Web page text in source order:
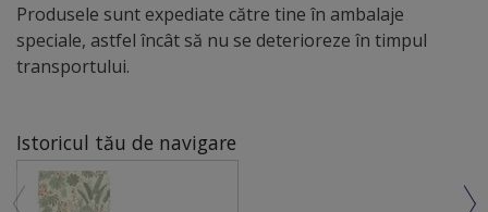
Produsele sunt expediate către tine în ambalaje
speciale, astfel încât să nu se deterioreze în timpul
transportului.
Istoricul tău de navigare